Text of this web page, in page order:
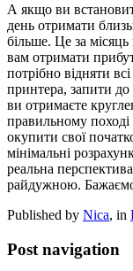
А якщо ви
день отримати
більше. Це за
вам отримати
потрібно відняти
принтера, запити до
ви отримаєте
правильному поході
окупити свої
мінімальні
реальна
райдужною.
Published by Nica, in
Post navigation